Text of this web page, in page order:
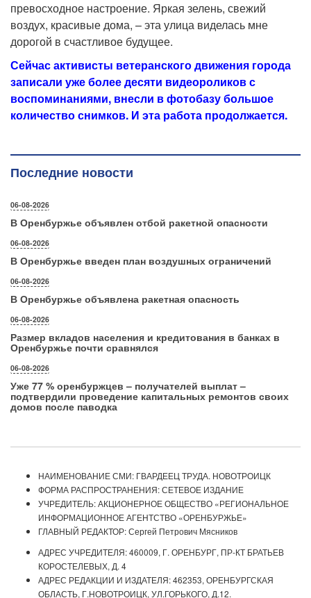
превосходное настроение. Яркая зелень, свежий
воздух, красивые дома, – эта улица виделась мне
дорогой в счастливое будущее.
Сейчас активисты ветеранского движения города
записали уже более десяти видеороликов с
воспоминаниями, внесли в фотобазу большое
количество снимков. И эта работа продолжается.
Последние новости
06-08-2026
В Оренбуржье объявлен отбой ракетной опасности
06-08-2026
В Оренбуржье введен план воздушных ограничений
06-08-2026
В Оренбуржье объявлена ракетная опасность
06-08-2026
Размер вкладов населения и кредитования в банках в
Оренбуржье почти сравнялся
06-08-2026
Уже 77 % оренбуржцев – получателей выплат –
подтвердили проведение капитальных ремонтов своих
домов после паводка
НАИМЕНОВАНИЕ СМИ: ГВАРДЕЕЦ ТРУДА. НОВОТРОИЦК
ФОРМА РАСПРОСТРАНЕНИЯ: СЕТЕВОЕ ИЗДАНИЕ
УЧРЕДИТЕЛЬ: АКЦИОНЕРНОЕ ОБЩЕСТВО «РЕГИОНАЛЬНОЕ
ИНФОРМАЦИОННОЕ АГЕНТСТВО «ОРЕНБУРЖЬЕ»
ГЛАВНЫЙ РЕДАКТОР: Сергей Петрович Мясников
АДРЕС УЧРЕДИТЕЛЯ: 460009, Г. ОРЕНБУРГ, ПР-КТ БРАТЬЕВ
КОРОСТЕЛЕВЫХ, Д. 4
АДРЕС РЕДАКЦИИ И ИЗДАТЕЛЯ: 462353, ОРЕНБУРГСКАЯ
ОБЛАСТЬ, Г.НОВОТРОИЦК, УЛ.ГОРЬКОГО, Д.12.